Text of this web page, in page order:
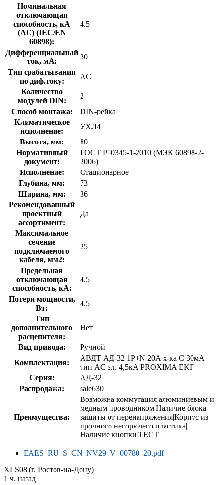
Номинальная
отключающая
способность, кA
(AC) (IEC/EN
60898):
4.5
Дифференциальный
ток, мА:
30
Тип срабатывания
по диф.току:
AC
Количество
модулей DIN:
2
Способ монтажа:
DIN-рейка
Климатическое
исполнение:
УХЛ4
Высота, мм:
80
Нормативный
документ:
ГОСТ Р50345-1-2010 (МЭК 60898-2-
2006)
Исполнение:
Стационарное
Глубина, мм:
73
Ширина, мм:
36
Рекомендованный
проектный
ассортимент:
Да
Максимальное
сечение
подключаемого
кабеля, мм2:
25
Предельная
отключающая
способность, кA:
4.5
Потери мощности,
Вт:
4.5
Тип
дополнительного
расцепителя:
Нет
Вид привода:
Ручной
Комплектация:
АВДТ АД-32 1P+N 20А х-ка C 30мА
тип AC эл. 4,5кА PROXIMA EKF
Серия:
АД-32
Распродажа:
sale630
Преимущества:
Возможна коммутация алюминиевым и
медным проводником|Наличие блока
защиты от перенапряжения|Корпус из
прочного негорючего пластика|
Наличие кнопки ТЕСТ
EAES_RU_S_CN_NV29_V_00780_20.pdf
XLS08 (г. Ростов-на-Дону)
1 ч. назад